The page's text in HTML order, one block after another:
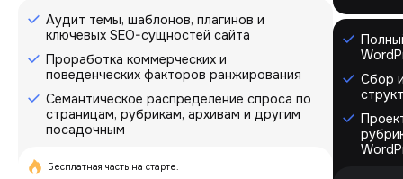
Аудит темы, шаблонов, плагинов и
ключевых SEO-сущностей сайта
Проработка коммерческих и
поведенческих факторов ранжирования
Семантическое распределение спроса по
страницам, рубрикам, архивам и другим
посадочным
Бесплатная часть на старте:
Сбор